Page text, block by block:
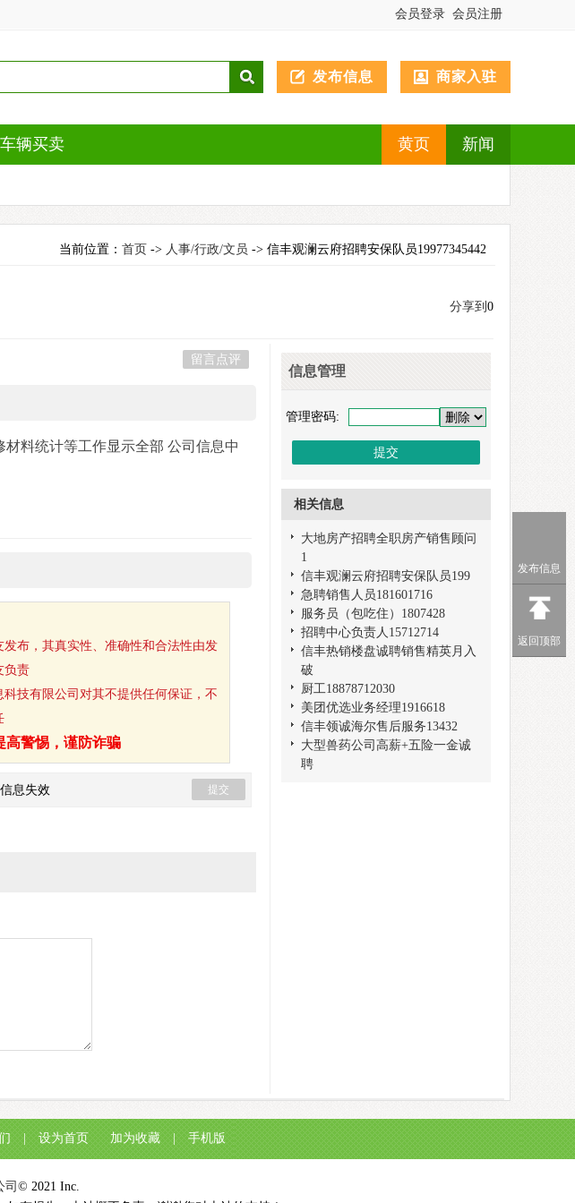
会员登录 会员注册
发布信息 商家入驻
车辆买卖 新闻
黄页
当前位置： 首页 -> 人事/行政/文员 -> 信丰观澜云府招聘安保队员19977345442
分享到 0
留言点评
料统计等工作显示全部 公司信息中
发布，其真实性、准确性和合法性由发
负责
科技有限公司对其不提供任何保证，不
高警惕，谨防诈骗
信息失效
信息管理
管理密码:
相关信息
大地房产招聘全职房产销售顾问
1
信丰观澜云府招聘安保队员199
急聘销售人员181601716
服务员（包吃住）1807428
招聘中心负责人15712714
信丰热销楼盘诚聘销售精英月入
破
厨工18878712030
美团优选业务经理1916618
信丰领诚海尔售后服务13432
大型兽药公司高薪+五险一金诚
聘
| 设为首页 加为收藏 | 手机版
司 © 2021 Inc.
发布信息
返回顶部